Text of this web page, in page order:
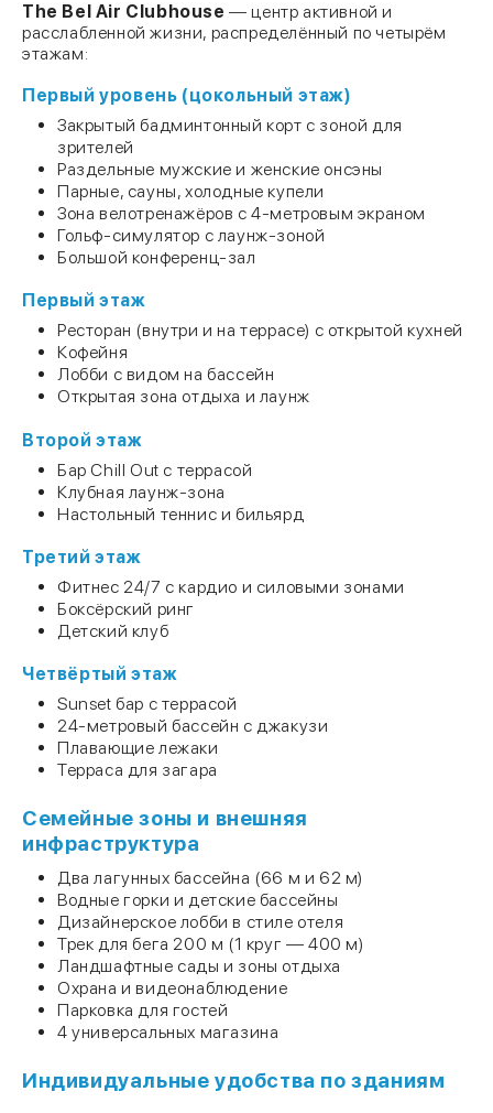
The Bel Air Clubhouse — центр активной и
расслабленной жизни, распределённый по четырём
этажам:
Первый уровень (цокольный этаж)
Закрытый бадминтонный корт с зоной для
зрителей
Раздельные мужские и женские онсэны
Парные, сауны, холодные купели
Зона велотренажёров с 4-метровым экраном
Гольф-симулятор с лаунж-зоной
Большой конференц-зал
Первый этаж
Ресторан (внутри и на террасе) с открытой кухней
Кофейня
Лобби с видом на бассейн
Открытая зона отдыха и лаунж
Второй этаж
Бар Chill Out с террасой
Клубная лаунж-зона
Настольный теннис и бильярд
Третий этаж
Фитнес 24/7 с кардио и силовыми зонами
Боксёрский ринг
Детский клуб
Четвёртый этаж
Sunset бар с террасой
24-метровый бассейн с джакузи
Плавающие лежаки
Терраса для загара
Семейные зоны и внешняя
инфраструктура
Два лагунных бассейна (66 м и 62 м)
Водные горки и детские бассейны
Дизайнерское лобби в стиле отеля
Трек для бега 200 м (1 круг — 400 м)
Ландшафтные сады и зоны отдыха
Охрана и видеонаблюдение
Парковка для гостей
4 универсальных магазина
Индивидуальные удобства по зданиям